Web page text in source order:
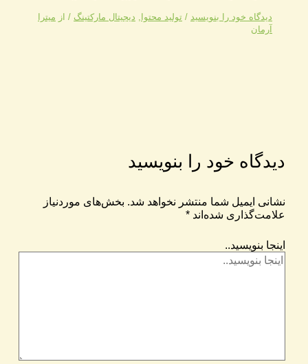
دیدگاه‌ خود را بنویسید / تولید محتوا , دیجیتال مارکتینگ / از میترا
آرمان
دیدگاه‌ خود را بنویسید
نشانی ایمیل شما منتشر نخواهد شد. بخش‌های موردنیاز
علامت‌گذاری شده‌اند*
اینجا بنویسید..